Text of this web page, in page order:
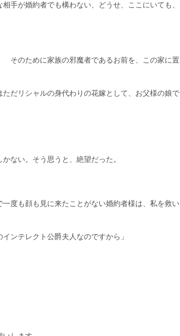
手が婚約者でも構わない、どうせ、ここにいても、
そのために家族の邪魔者であるお前を、この家に置
リシャルの身代わりの花嫁として、お父様の娘で
ない。そう思うと、絶望だった。
度も顔も見に来たことがない婚約者様は、私を救い
ンテレクト公爵夫人なのですから」